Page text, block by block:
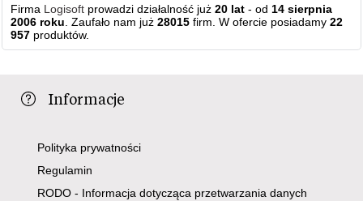
Firma Logisoft prowadzi działalność już20 lat - od 14 sierpnia
2006 roku . Zaufało nam już28015 firm. W ofercie posiadamy22
957 produktów.
Informacje
Polityka prywatności
Regulamin
RODO - Informacja dotycząca przetwarzania danych